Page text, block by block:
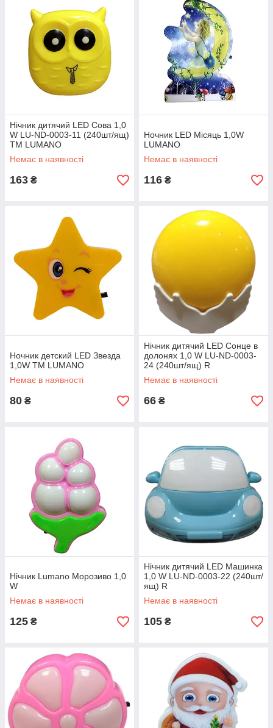
Нічник дитячий LED Сова 1,0
W LU-ND-0003-11 (240шт/ящ)
TM LUMANO
Немає в наявності
163 ₴
Ночник LED Місяць 1,0W
LUMANO
Немає в наявності
116 ₴
Ночник детский LED Звезда
1,0W TM LUMANO
Немає в наявності
80 ₴
Нічник дитячий LED Сонце в
долонях 1,0 W LU-ND-0003-
24 (240шт/ящ) R
Немає в наявності
66 ₴
Нічник Lumano Морозиво 1,0
W
Немає в наявності
125 ₴
Нічник дитячий LED Машинка
1,0 W LU-ND-0003-22 (240шт/
ящ) R
Немає в наявності
105 ₴